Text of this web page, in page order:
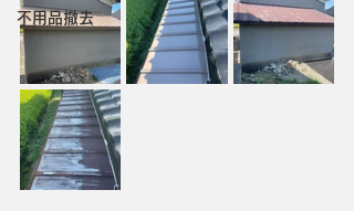
不用品撤去